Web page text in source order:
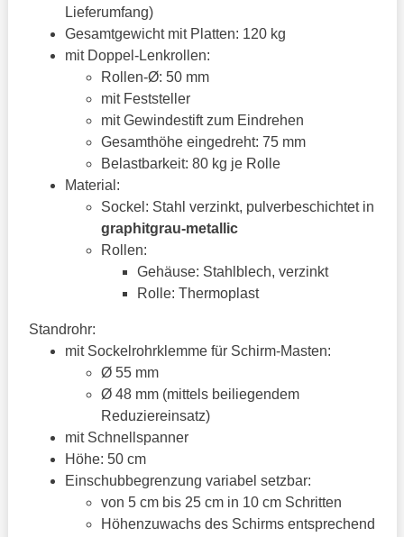
Lieferumfang)
Gesamtgewicht mit Platten: 120 kg
mit Doppel-Lenkrollen:
Rollen-Ø: 50 mm
mit Feststeller
mit Gewindestift zum Eindrehen
Gesamthöhe eingedreht: 75 mm
Belastbarkeit: 80 kg je Rolle
Material:
Sockel: Stahl verzinkt, pulverbeschichtet in
graphitgrau-metallic
Rollen:
Gehäuse: Stahlblech, verzinkt
Rolle: Thermoplast
Standrohr:
mit Sockelrohrklemme für Schirm-Masten:
Ø 55 mm
Ø 48 mm (mittels beiliegendem
Reduziereinsatz)
mit Schnellspanner
Höhe: 50 cm
Einschubbegrenzung variabel setzbar:
von 5 cm bis 25 cm in 10 cm Schritten
Höhenzuwachs des Schirms entsprechend